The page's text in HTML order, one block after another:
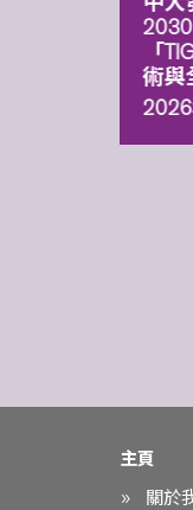
「
術與
主頁
關於